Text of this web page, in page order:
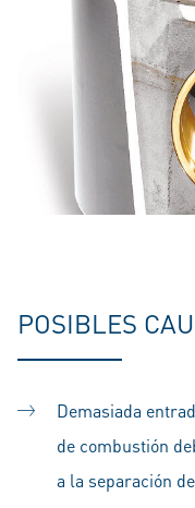
POSIBLES
Demasiada
de combustión
a la separación